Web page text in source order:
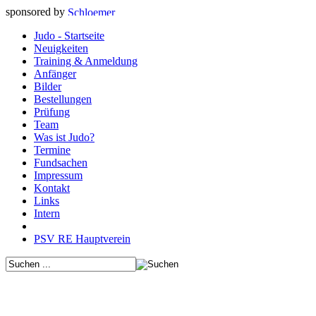
sponsored by
Judo - Startseite
Neuigkeiten
Training & Anmeldung
Anfänger
Bilder
Bestellungen
Prüfung
Team
Was ist Judo?
Termine
Fundsachen
Impressum
Kontakt
Links
Intern
PSV RE Hauptverein